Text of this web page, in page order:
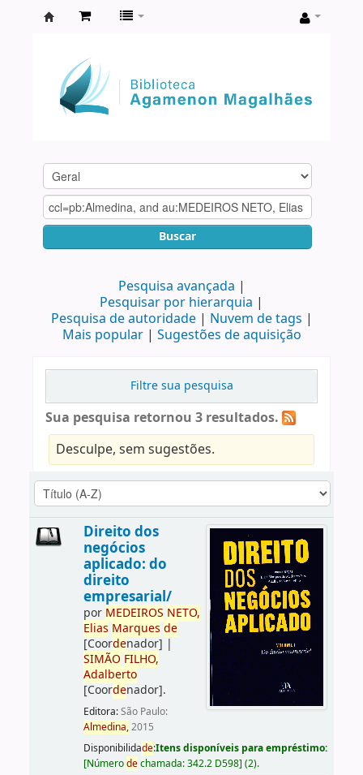
Agamenon
Magalhães
Buscar
Pesquisa avançada
Pesquisar por hierarquia
Pesquisa de autoridade
Nuvem de tags
Mais popular
Sugestões de aquisição
Filtre sua pesquisa
Sua pesquisa retornou 3 resultados.
Desculpe, sem sugestões.
Direito dos
negócios
aplicado: do
direito
empresarial/
por MEDEIROS NETO,
Elias Marques de
[Coordenador] |
SIMÃO FILHO,
Adalberto
[Coordenador].
Editora:São Paulo:
Almedina,2015
Disponibilidade:Itens disponíveis para empréstimo:
[Númerodechamada:342.2 D598] (2).